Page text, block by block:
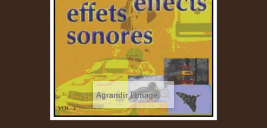
Agrandir l'image